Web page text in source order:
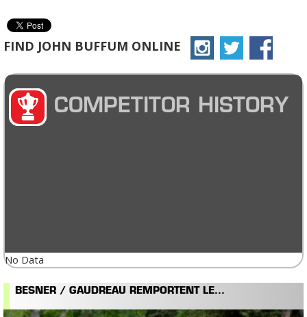
FIND JOHN BUFFUM ONLINE
COMPETITOR HISTORY
No Data
BESNER / GAUDREAU REMPORTENT LE...